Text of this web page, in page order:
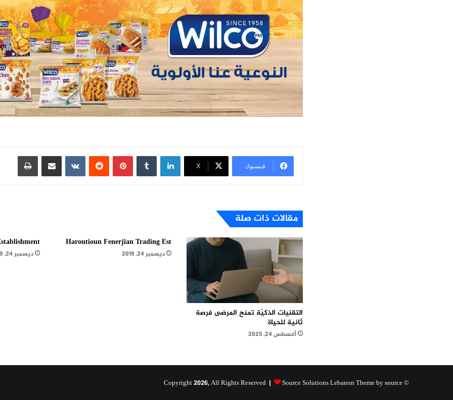
فيسبوك X
لينكدإن بينتيريست مشاركة عبر البريد طباعة
مقالات ذات صلة
التقنيات الذكيّة تمنح المرضى فرصة
ثانية للحياة
أغسطس 24, 2025
Haroutioun Fenerjian Trading Est
ديسمبر 24, 2019 ديسمبر 24, 2019
© Copyright 2026, All Rights Reserved |
Source Solutions Lebanon Theme by source